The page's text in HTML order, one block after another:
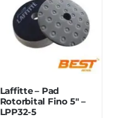
Laffitte – Pad
Rotorbital Fino 5″ –
LPP32-5